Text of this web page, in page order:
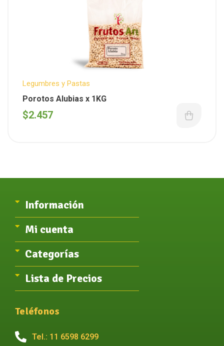
Legumbres y Pastas
Porotos Alubias x 1KG
$2.457
Información
Mi cuenta
Categorías
Lista de Precios
Teléfonos
Tel.: 11 6598 6299